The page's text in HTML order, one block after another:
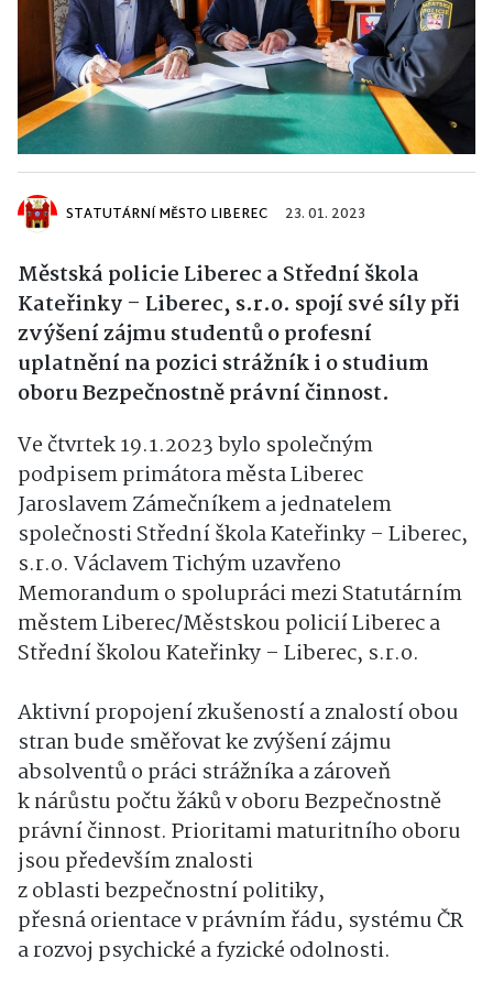
STATUTÁRNÍ MĚSTO LIBEREC 23. 01. 2023
Městská policie Liberec a Střední škola
Kateřinky – Liberec, s.r.o. spojí své síly při
zvýšení zájmu studentů o profesní
uplatnění na pozici strážník i o studium
oboru Bezpečnostně právní činnost.
Ve čtvrtek 19.1.2023 bylo společným
podpisem primátora města Liberec
Jaroslavem Zámečníkem a jednatelem
společnosti Střední škola Kateřinky – Liberec,
s.r.o. Václavem Tichým uzavřeno
Memorandum o spolupráci mezi Statutárním
městem Liberec/Městskou policií Liberec a
Střední školou Kateřinky – Liberec, s.r.o.
Aktivní propojení zkušeností a znalostí obou
stran bude směřovat ke zvýšení zájmu
absolventů o práci strážníka a zároveň
k nárůstu počtu žáků v oboru Bezpečnostně
právní činnost. Prioritami maturitního oboru
jsou především znalosti
z oblasti bezpečnostní politiky,
přesná orientace v právním řádu, systému ČR
a rozvoj psychické a fyzické odolnosti.